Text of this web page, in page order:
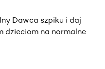
Dawca szpiku i daj
dzieciom na normalne